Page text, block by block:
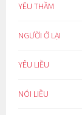
YÊU THẦM
NGƯỜI Ở LẠI
YÊU LIỀU
NÓI LIỀU